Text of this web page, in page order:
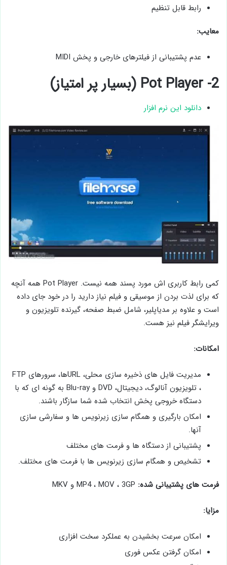
رابط قابل تنظیم
معایب:
عدم پشتیبانی از فیلترهای خارجی و پخش MIDI
2- Pot Player (بسیار پر امتیاز)
دانلود این نرم افزار
کمی رابط کاربری اش مورد پسند همه نیست. Pot Player همه آنچه
که برای لذت بردن از موسیقی و فیلم نیاز دارید را در خود جای داده
است و علاوه بر مدیاپلیر، شامل ضبط صفحه، گیرنده تلویزیون و
ویرایشگر فیلم نیز هست.
امکانات:
مدیریت فایل های ذخیره سازی محلی، URLها، سرورهای FTP
، تلویزیون آنالوگ، دیجیتال، DVD و Blu-ray به گونه ای که با
دستگاه خروجی پخش انتخاب شده شما سازگار باشند.
امکان بارگیری و همگام سازی زیرنویس ها و سفارشی سازی
آنها.
پشتیبانی از دستگاه ها و فرمت های مختلف
تشخیص و همگام سازی زیرنویس ها با فرمت های مختلف.
فرمت های پشتیبانی شده:
مزایا:
امکان سرعت بخشیدن به عملکرد سخت افزاری
امکان گرفتن عکس فوری